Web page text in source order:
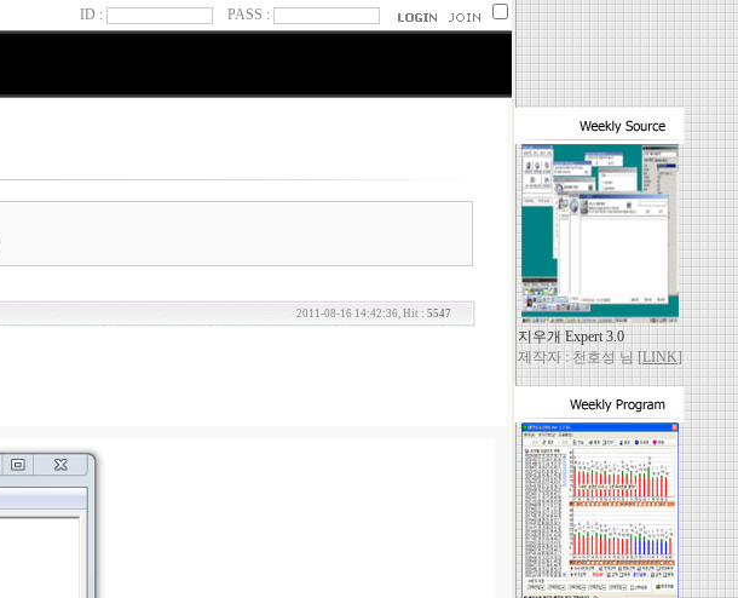
ID : PASS :
2011-08-16 14:42:36, Hit : 5547
지우개 Expert 3.0
제작자 : 천호성 님 [LINK]